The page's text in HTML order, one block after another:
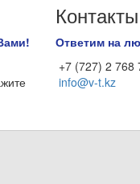
Контакты
Ответим на
+7 (727) 2 768
info@v-t.kz